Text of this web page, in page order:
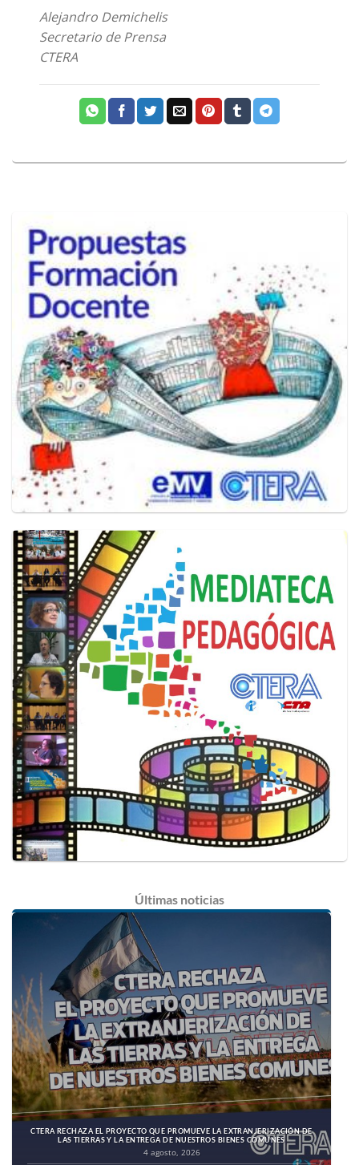
Alejandro Demichelis
Secretario de Prensa
CTERA
Últimas noticias
CTERA RECHAZA EL PROYECTO QUE PROMUEVE LA EXTRANJERIZACIÓN DE
LAS TIERRAS Y LA ENTREGA DE NUESTROS BIENES COMUNES
4 agosto, 2026